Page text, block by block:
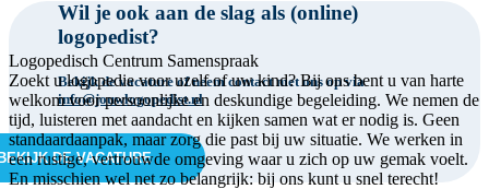
Wil je ook aan de slag als (online)
logopedist?
Bekijk de vacature of neem contact met ons op via
info@jouwlogopedist.nl
DE VACATURE
Logopedisch Centrum Samenspraak
Zoekt u logopedie voor uzelf of uw kind? Bij ons bent u van harte
welkom voor persoonlijke en deskundige begeleiding. We nemen de
tijd, luisteren met aandacht en kijken samen wat er nodig is. Geen
standaardaanpak, maar zorg die past bij uw situatie. We werken in
een rustige, vertrouwde omgeving waar u zich op uw gemak voelt.
En misschien wel net zo belangrijk: bij ons kunt u snel terecht!